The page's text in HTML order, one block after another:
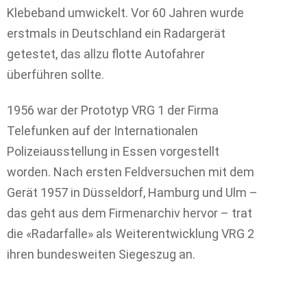
Klebeband umwickelt. Vor 60 Jahren wurde
erstmals in Deutschland ein Radargerät
getestet, das allzu flotte Autofahrer
überführen sollte.
1956 war der Prototyp VRG 1 der Firma
Telefunken auf der Internationalen
Polizeiausstellung in Essen vorgestellt
worden. Nach ersten Feldversuchen mit dem
Gerät 1957 in Düsseldorf, Hamburg und Ulm –
das geht aus dem Firmenarchiv hervor – trat
die «Radarfalle» als Weiterentwicklung VRG 2
ihren bundesweiten Siegeszug an.